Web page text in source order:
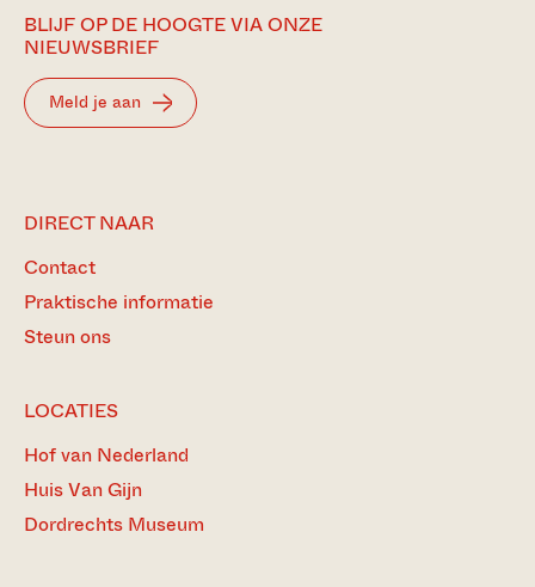
BLIJF OP DE HOOGTE VIA ONZE
NIEUWSBRIEF
Meld je aan
DIRECT NAAR
Contact
Praktische informatie
Steun ons
LOCATIES
Hof van Nederland
Huis Van Gijn
Dordrechts Museum